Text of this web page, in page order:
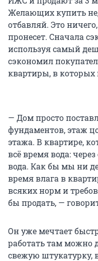
Желающих купить
отбавляй. Это
пронесет. Сначала
используя самый
сэкономил
квартиры, в
— Дом просто
фундаментов, этаж
этажа. В квартире,
всё время вода:
вода. Как бы мы ни
время влага в
всяких норм и
бы продать, —
Он уже мечтает
работать там можно
свежую штукатурку,